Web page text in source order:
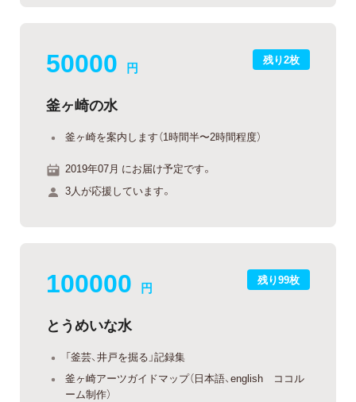
残り2枚
50000 円
釜ヶ崎の水
釜ヶ崎を案内します（1時間半〜2時間程度）
2019年07月 にお届け予定です。
3人が応援しています。
残り99枚
100000 円
とうめいな水
「釜芸、井戸を掘る」記録集
釜ヶ崎アーツガイドマップ（日本語、english ココル
ーム制作）